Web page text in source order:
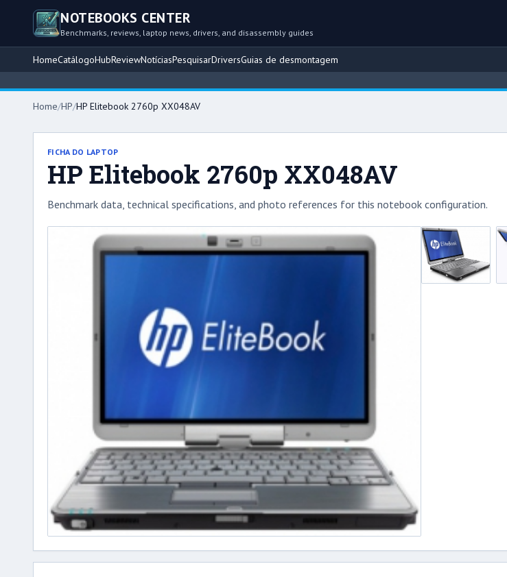
NOTEBOOKS CENTER
Benchmarks, reviews, laptop news, drivers, and disassembly guides
HomeCatálogoHubReviewNotíciasPesquisarDriversGuias de desmontagem
Home/HP/HP Elitebook 2760p XX048AV
FICHA DO LAPTOP
HP Elitebook 2760p XX048AV
Benchmark data, technical specifications, and photo references for this notebook configuration.